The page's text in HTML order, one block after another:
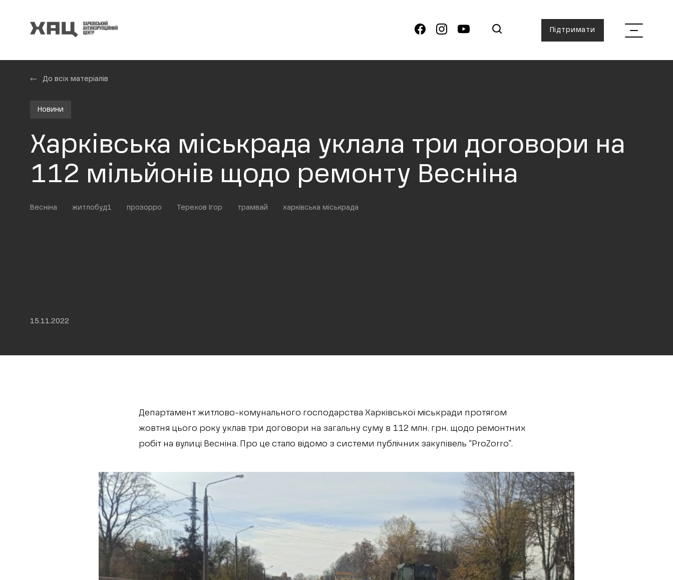
Підтримати
До всіх матеріалів
Новини
Харківська міськрада уклала три договори на
112 мільйонів щодо ремонту Весніна
Весніна житлобуд1 прозорро Терехов Ігор трамвай харківська міськрада
15.11.2022
Департамент житлово-комунального господарства Харківської міськради протягом
жовтня цього року уклав три договори на загальну суму в 112 млн. грн. щодо ремонтних
робіт на вулиці Весніна. Про це стало відомо з системи публічних закупівель “ProZorro”.